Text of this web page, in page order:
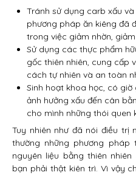
Tránh sử dụng carb xấu
phương pháp ăn kiêng đã
trong việc giảm nhờn,
Sử dụng các thực phẩm
gốc thiên nhiên, cung cấp
cách tự nhiên và an toàn
Sinh hoạt khoa học, có
ảnh hưởng xấu đến cân
cho mình những thói quen
Tuy nhiên như đã nói điều trị
thường những phương
nguyên liệu bằng thiên
bạn phải thật kiên trì. Vì vậy